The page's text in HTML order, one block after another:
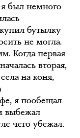
я был немного
бутылку
не могла.
Когда первая
вторая,
на коня,
я пообещал
выбежал
чего убежал.